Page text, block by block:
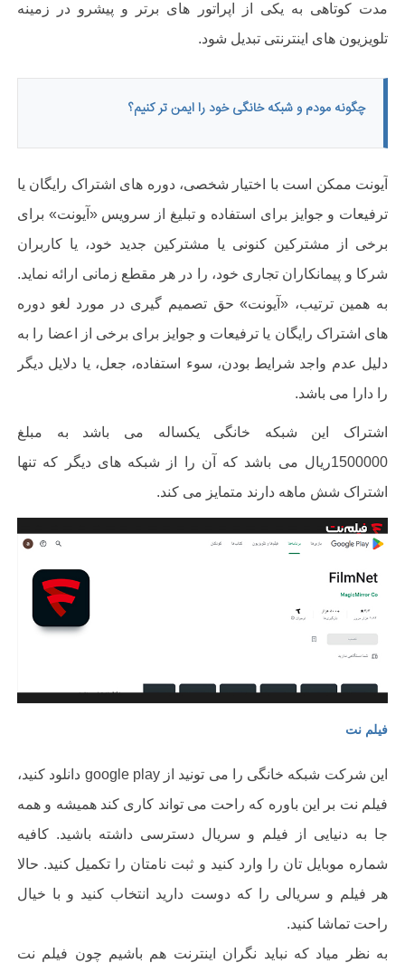
مدت کوتاهی به یکی از اپراتور های برتر و پیشرو در زمینه
تلویزیون های اینترنتی تبدیل شود.
چگونه مودم و شبکه خانگی خود را ایمن تر کنیم؟
آیونت ممکن است با اختیار شخصی، دوره های اشتراک رایگان یا
ترفیعات و جوایز برای استفاده و تبلیغ از سرویس «آیونت» برای
برخی از مشترکین کنونی یا مشترکین جدید خود، یا کاربران
شرکا و پیمانکاران تجاری خود، را در هر مقطع زمانی ارائه نماید.
به همین ترتیب، «آیونت» حق تصمیم گیری در مورد لغو دوره
های اشتراک رایگان یا ترفیعات و جوایز برای برخی از اعضا را به
دلیل عدم واجد شرایط بودن، سوء استفاده، جعل، یا دلایل دیگر
را دارا می باشد.
اشتراک این شبکه خانگی یکساله می باشد به مبلغ
1500000ریال می باشد که آن را از شبکه های دیگر که تنها
اشتراک شش ماهه دارند متمایز می کند.
فیلم نت
این شرکت شبکه خانگی را می تونید ازgoogle play دانلود کنید،
فیلم نت بر این باوره که راحت می تواند کاری کند همیشه و همه
جا به دنیایی از فیلم و سریال دسترسی داشته باشید. کافیه
شماره موبایل تان را وارد کنید و ثبت نامتان را تکمیل کنید. حالا
هر فیلم و سریالی را که دوست دارید انتخاب کنید و با خیال
راحت تماشا کنید.
به نظر میاد که نباید نگران اینترنت هم باشیم چون فیلم نت